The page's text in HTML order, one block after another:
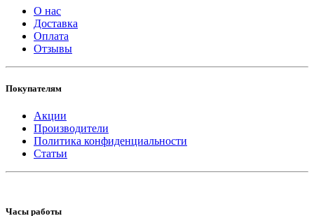
О нас
Доставка
Оплата
Отзывы
Покупателям
Акции
Производители
Политика конфиденциальности
Статьи
Часы работы